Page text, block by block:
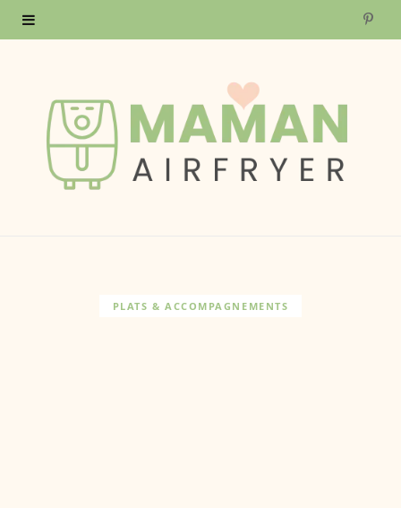
P
PLATS & ACCOMPAGNEMENTS